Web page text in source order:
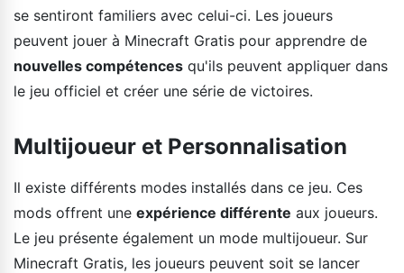
se sentiront familiers avec celui-ci. Les joueurs
peuvent jouer à Minecraft Gratis pour apprendre de
nouvelles compétences qu'ils peuvent appliquer dans
le jeu officiel et créer une série de victoires.
Multijoueur et Personnalisation
Il existe différents modes installés dans ce jeu. Ces
mods offrent une expérience différente aux joueurs.
Le jeu présente également un mode multijoueur. Sur
Minecraft Gratis, les joueurs peuvent soit se lancer